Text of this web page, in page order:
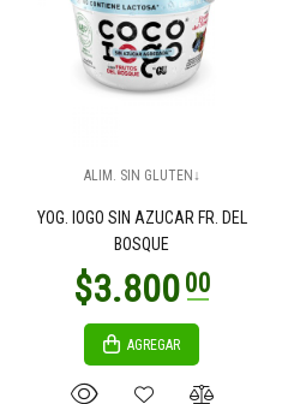
ALIM. SIN GLUTEN↓
YOG. IOGO SIN AZUCAR FR. DEL
BOSQUE
AGREGAR